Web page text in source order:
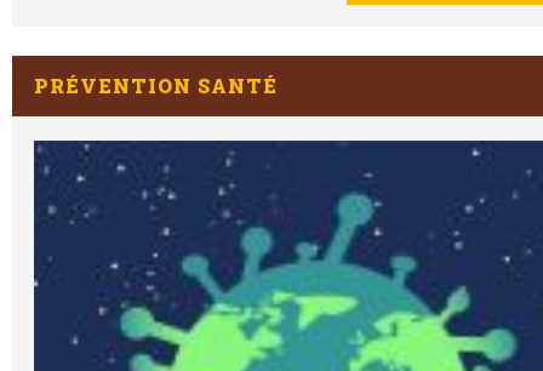
PRÉVENTION SANTÉ